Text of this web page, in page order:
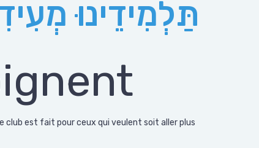
תַּלְמִידֵינוּ
club est fait pour ceux qui veulent soit aller plus